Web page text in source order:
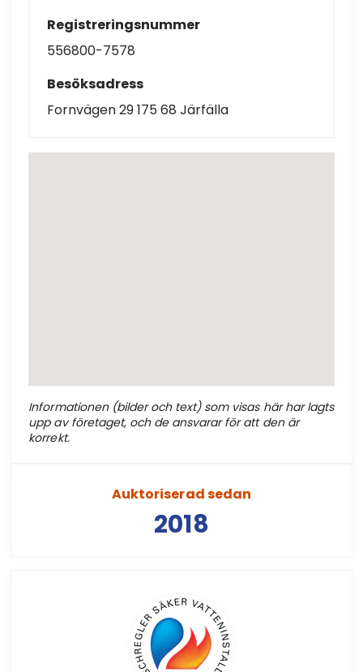
Registreringsnummer
556800-7578
Besöksadress
Fornvägen 29 175 68 Järfälla
Informationen (bilder och text) som visas här har lagts
upp av företaget, och de ansvarar för att den är
korrekt.
Auktoriserad sedan
2018